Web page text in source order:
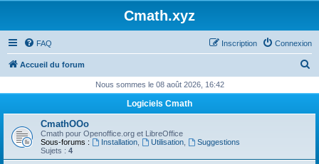
Cmath.xyz
FAQ Connexion
Inscription
Accueil du forum
h
Nous sommes le 08 août 2026, 16:42
Logiciels Cmath
CmathOOo
Cmath pour Openoffice.org et LibreOffice
Sous-forums :
Installation, Utilisation,
Suggestions
Sujets : 4